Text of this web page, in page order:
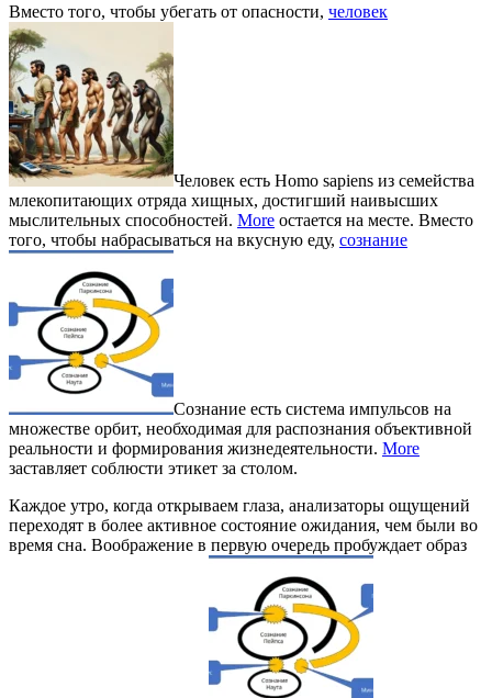
Вместо того, чтобы убегать от опасности, человек
Человек есть Homo sapiens из семейства
млекопитающих отряда хищных, достигший наивысших
мыслительных способностей. More остается на месте. Вместо
того, чтобы набрасываться на вкусную еду, сознание
Сознание есть система импульсов на
множестве орбит, необходимая для распознания объективной
реальности и формирования жизнедеятельности. More
заставляет соблюсти этикет за столом.
Каждое утро, когда открываем глаза, анализаторы ощущений
переходят в более активное состояние ожидания, чем были во
время сна. Воображение в первую очередь пробуждает образ